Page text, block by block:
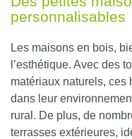
personnalisables
Les maisons en bois,
l’esthétique. Avec des
matériaux naturels, ces
dans leur
rural. De plus, de
terrasses extérieures,